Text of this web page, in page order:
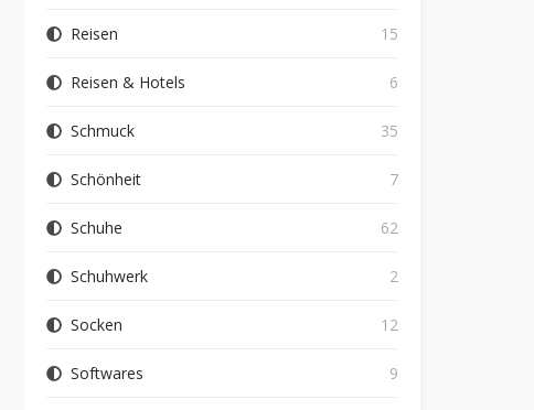
Reisen 15
Reisen & Hotels 6
Schmuck 35
Schönheit 7
Schuhe 62
Schuhwerk 2
Socken 12
Softwares 9